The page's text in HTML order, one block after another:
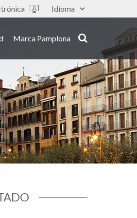
Idioma
Marca Pamplona